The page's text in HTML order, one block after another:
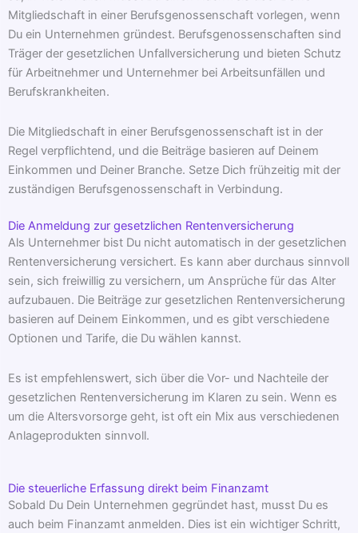
Mitgliedschaft in einer Berufsgenossenschaft vorlegen, wenn
Du ein Unternehmen gründest. Berufsgenossenschaften sind
Träger der gesetzlichen Unfallversicherung und bieten Schutz
für Arbeitnehmer und Unternehmer bei Arbeitsunfällen und
Berufskrankheiten.
Die Mitgliedschaft in einer Berufsgenossenschaft ist in der
Regel verpflichtend, und die Beiträge basieren auf Deinem
Einkommen und Deiner Branche. Setze Dich frühzeitig mit der
zuständigen Berufsgenossenschaft in Verbindung.
Die Anmeldung zur gesetzlichen Rentenversicherung
Als Unternehmer bist Du nicht automatisch in der gesetzlichen
Rentenversicherung versichert. Es kann aber durchaus sinnvoll
sein, sich freiwillig zu versichern, um Ansprüche für das Alter
aufzubauen. Die Beiträge zur gesetzlichen Rentenversicherung
basieren auf Deinem Einkommen, und es gibt verschiedene
Optionen und Tarife, die Du wählen kannst.
Es ist empfehlenswert, sich über die Vor- und Nachteile der
gesetzlichen Rentenversicherung im Klaren zu sein. Wenn es
um die Altersvorsorge geht, ist oft ein Mix aus verschiedenen
Anlageprodukten sinnvoll.
Die steuerliche Erfassung direkt beim Finanzamt
Sobald Du Dein Unternehmen gegründet hast, musst Du es
auch beim Finanzamt anmelden. Dies ist ein wichtiger Schritt,